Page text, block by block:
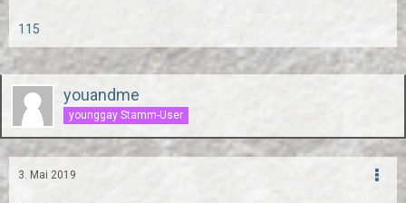
115
youandme
younggay Stamm-User
3. Mai 2019